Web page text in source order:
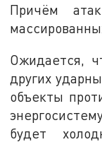
Причём
Ожидается,
других
объекты
будет